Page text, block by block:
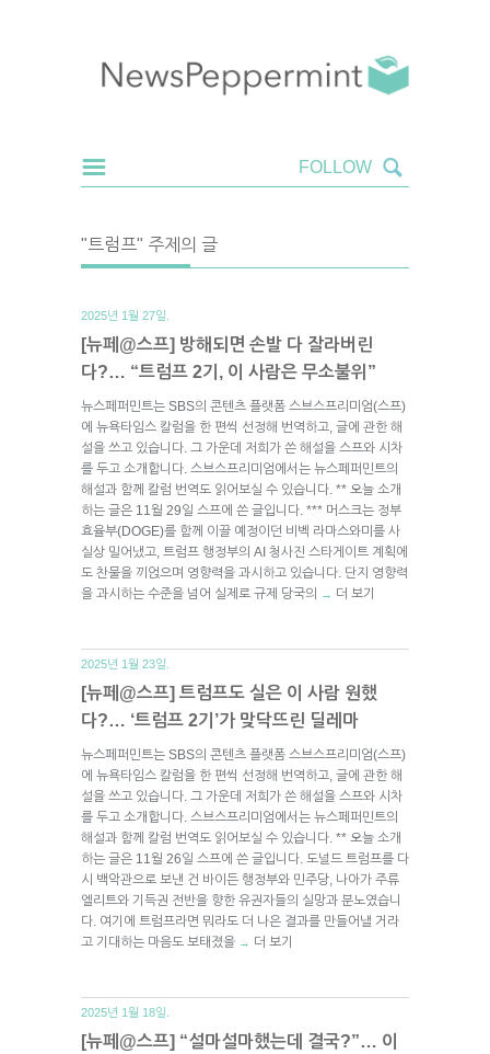
"트럼프" 주제의 글
2025년 1월 27일.
[뉴페@스프] 방해되면 손발 다 잘라버린
다?… “트럼프 2기, 이 사람은 무소불위”
뉴스페퍼민트는 SBS의 콘텐츠 플랫폼 스브스프리미엄(스프)
에 뉴욕타임스 칼럼을 한 편씩 선정해 번역하고, 글에 관한 해
설을 쓰고 있습니다. 그 가운데 저희가 쓴 해설을 스프와 시차
를 두고 소개합니다. 스브스프리미엄에서는 뉴스페퍼민트의
해설과 함께 칼럼 번역도 읽어보실 수 있습니다. ** 오늘 소개
하는 글은 11월 29일 스프에 쓴 글입니다. *** 머스크는 정부
효율부(DOGE)를 함께 이끌 예정이던 비벡 라마스와미를 사
실상 밀어냈고, 트럼프 행정부의 AI 청사진 스타게이트 계획에
도 찬물을 끼얹으며 영향력을 과시하고 있습니다. 단지 영향력
을 과시하는 수준을 넘어 실제로 규제 당국의
→ 더 보기
2025년 1월 23일.
[뉴페@스프] 트럼프도 실은 이 사람 원했
다?… ‘트럼프 2기’가 맞닥뜨린 딜레마
뉴스페퍼민트는 SBS의 콘텐츠 플랫폼 스브스프리미엄(스프)
에 뉴욕타임스 칼럼을 한 편씩 선정해 번역하고, 글에 관한 해
설을 쓰고 있습니다. 그 가운데 저희가 쓴 해설을 스프와 시차
를 두고 소개합니다. 스브스프리미엄에서는 뉴스페퍼민트의
해설과 함께 칼럼 번역도 읽어보실 수 있습니다. ** 오늘 소개
하는 글은 11월 26일 스프에 쓴 글입니다. 도널드 트럼프를 다
시 백악관으로 보낸 건 바이든 행정부와 민주당, 나아가 주류
엘리트와 기득권 전반을 향한 유권자들의 실망과 분노였습니
다. 여기에 트럼프라면 뭐라도 더 나은 결과를 만들어낼 거라
고 기대하는 마음도 보태졌을 → 더 보기
2025년 1월 18일.
[뉴페@스프] “설마설마했는데 결국?”… 이